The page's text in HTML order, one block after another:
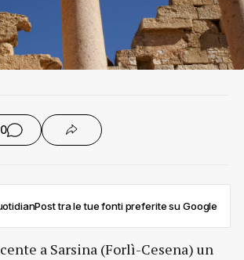
0
tra le tue fonti preferite su Google
a Sarsina (Forlì-Cesena) un